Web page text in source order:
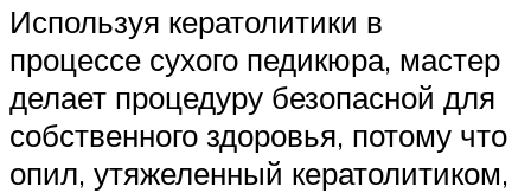
Используя кератолитики в
процессе сухого педикюра, мастер
делает процедуру безопасной для
собственного здоровья, потому что
опил, утяжеленный кератолитиком,